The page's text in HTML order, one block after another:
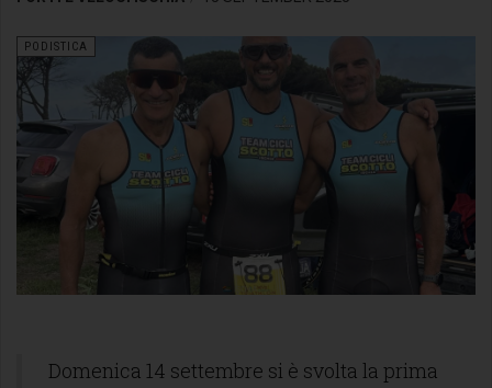
PODISTICA
Domenica 14 settembre si è svolta la prima